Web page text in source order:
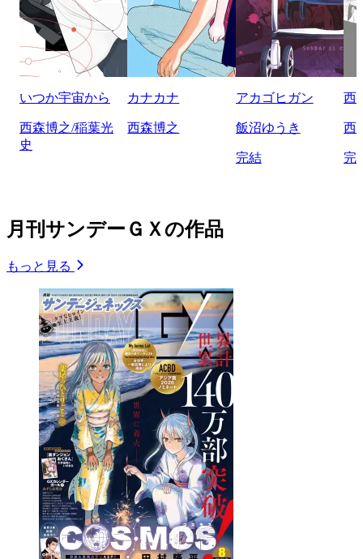
いつか宇宙から
西森博之/稲葉光
史
カナカナ
西森博之
アカゴヒガン
飯沼ゆうき
完結
西
西
完
月刊サンデーＧＸの作品
もっと見る